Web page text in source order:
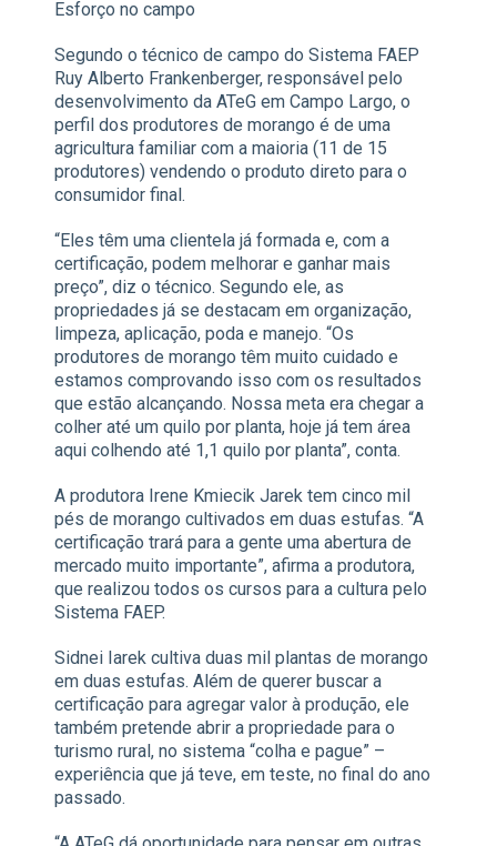
Esforço no campo
Segundo o técnico de campo do Sistema FAEP
Ruy Alberto Frankenberger, responsável pelo
desenvolvimento da ATeG em Campo Largo, o
perfil dos produtores de morango é de uma
agricultura familiar com a maioria (11 de 15
produtores) vendendo o produto direto para o
consumidor final.
“Eles têm uma clientela já formada e, com a
certificação, podem melhorar e ganhar mais
preço”, diz o técnico. Segundo ele, as
propriedades já se destacam em organização,
limpeza, aplicação, poda e manejo. “Os
produtores de morango têm muito cuidado e
estamos comprovando isso com os resultados
que estão alcançando. Nossa meta era chegar a
colher até um quilo por planta, hoje já tem área
aqui colhendo até 1,1 quilo por planta”, conta.
A produtora Irene Kmiecik Jarek tem cinco mil
pés de morango cultivados em duas estufas. “A
certificação trará para a gente uma abertura de
mercado muito importante”, afirma a produtora,
que realizou todos os cursos para a cultura pelo
Sistema FAEP.
Sidnei Iarek cultiva duas mil plantas de morango
em duas estufas. Além de querer buscar a
certificação para agregar valor à produção, ele
também pretende abrir a propriedade para o
turismo rural, no sistema “colha e pague” –
experiência que já teve, em teste, no final do ano
passado.